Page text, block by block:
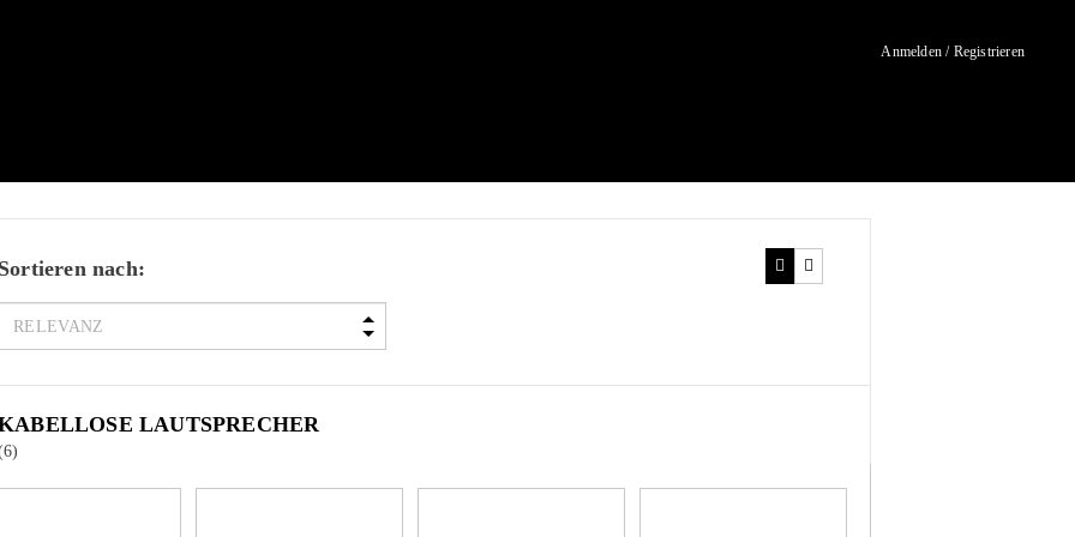
Anmelden / Registrieren
Sortieren nach:
LAUTSPRECHER